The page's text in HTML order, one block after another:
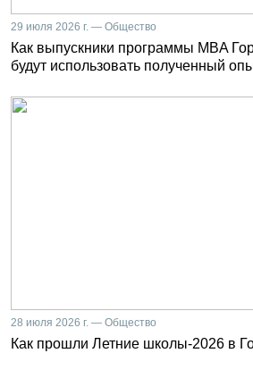
29 июля 2026 г. — Общество
Как выпускники программы MBA
будут использовать полученный
28 июля 2026 г. — Общество
Как прошли Летние школы-2026 в